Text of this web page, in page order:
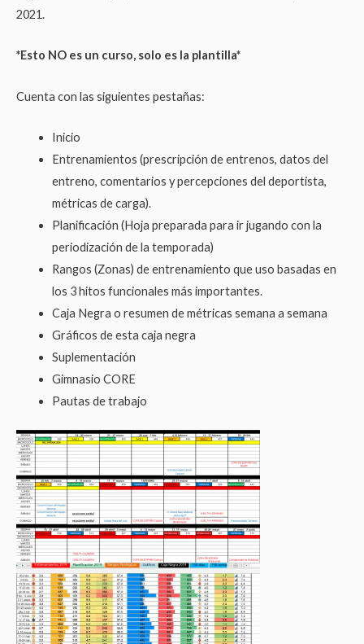
2021.
*Esto NO es un curso, solo es la plantilla*
Cuenta con las siguientes pestañas:
Inicio
Entrenamientos (prescripción de entrenos, datos del
entreno, comentarios y percepciones del deportista,
métricas de carga).
Planificación (Hoja preparada para ir jugando con la
periodización de la temporada)
Rangos (Zonas) de entrenamiento que uso basadas en
los 3 hitos funcionales más importantes.
Caja Negra o resumen de métricas semana a semana
Gráficos de esta caja negra
Suplementación
Gimnasio CORE
Pautas de trabajo